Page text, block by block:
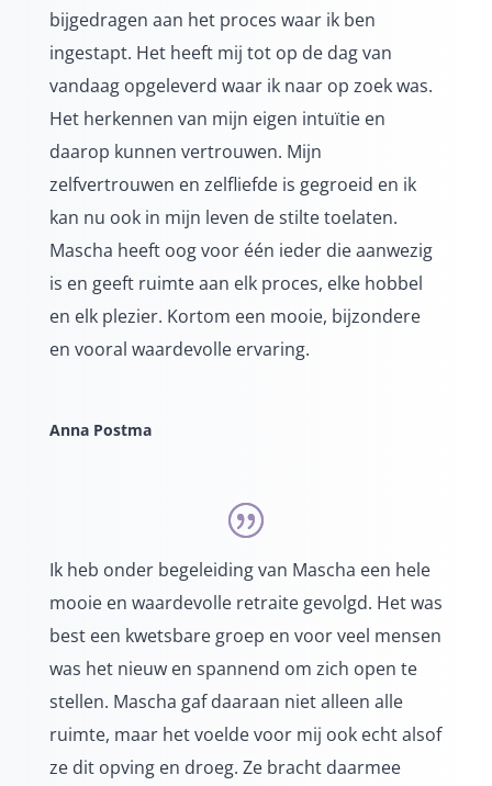
bijgedragen aan het proces waar ik ben
ingestapt. Het heeft mij tot op de dag van
vandaag opgeleverd waar ik naar op zoek was.
Het herkennen van mijn eigen intuïtie en
daarop kunnen vertrouwen. Mijn
zelfvertrouwen en zelfliefde is gegroeid en ik
kan nu ook in mijn leven de stilte toelaten.
Mascha heeft oog voor één ieder die aanwezig
is en geeft ruimte aan elk proces, elke hobbel
en elk plezier. Kortom een mooie, bijzondere
en vooral waardevolle ervaring.
Anna Postma
Ik heb onder begeleiding van Mascha een hele
mooie en waardevolle retraite gevolgd. Het was
best een kwetsbare groep en voor veel mensen
was het nieuw en spannend om zich open te
stellen. Mascha gaf daaraan niet alleen alle
ruimte, maar het voelde voor mij ook echt alsof
ze dit opving en droeg. Ze bracht daarmee